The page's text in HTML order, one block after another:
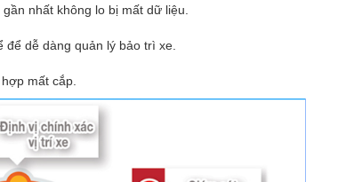
nhất không lo bị mất dữ liệu.
dễ dàng quản lý bảo trì xe.
mất cắp.